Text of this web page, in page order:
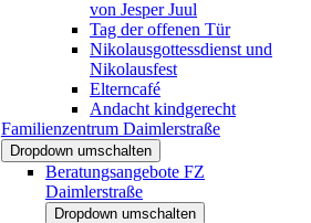
von Jesper Juul
Tag der offenen Tür
Nikolausgottessdienst und
Nikolausfest
Elterncafé
Andacht kindgerecht
Familienzentrum Daimlerstraße
Dropdown umschalten
Beratungsangebote FZ
Daimlerstraße
Dropdown umschalten